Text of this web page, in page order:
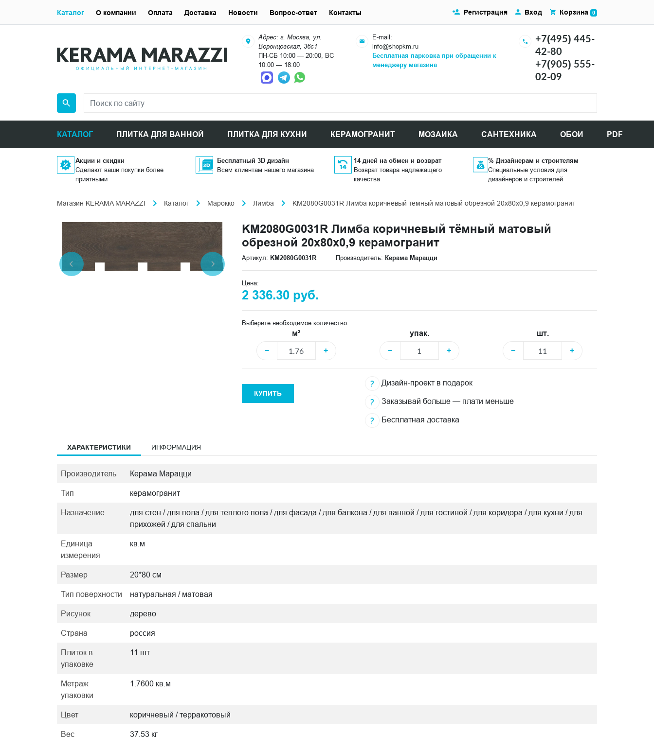
Адрес: г. Москва, ул.
Воронцовская, 36с1
ПН-СБ 10:00 — 20:00, ВС
10:00 — 18:00
E-mail:
info@shopkm.ru
Бесплатная парковка при обращении к
менеджеру магазина
+7(495) 445-
42-80
+7(905) 555-
02-09
КАТАЛОГ ПЛИТКА ДЛЯ ВАННОЙ ПЛИТКА ДЛЯ КУХНИ КЕРАМОГРАНИТ МОЗАИКА САНТЕХНИКА ОБОИ PDF
Регистрация Вход Корзина 0
Каталог О компании Оплата Доставка Новости Вопрос-ответ Контакты
Акции и скидки
Сделают ваши покупки более
приятными
Бесплатный 3D дизайн
Всем клиентам нашего магазина
14 дней на обмен и возврат
Возврат товара надлежащего
качества
% Дизайнерам и строителям
Специальные условия для
дизайнеров и строителей
Магазин KERAMA MARAZZI Каталог Марокко Лимба KM2080G0031R Лимба коричневый тёмный матовый обрезной 20x80x0,9 керамогранит
KM2080G0031R Лимба коричневый тёмный матовый
обрезной 20x80x0,9 керамогранит
Артикул: KM2080G0031R Производитель: Керама Марацци
Цена:
2 336.30 руб.
Выберите необходимое количество:
м²
−
+
упак.
−
+
шт.
−
+
КУПИТЬ
Дизайн-проект в подарок
Заказывай больше — плати меньше
Бесплатная доставка
ХАРАКТЕРИСТИКИ ИНФОРМАЦИЯ
Производитель Керама Марацци
Тип керамогранит
Назначение
для стен / для пола / для теплого пола / для фасада / для балкона / для ванной / для гостиной / для коридора / для кухни / для
прихожей / для спальни
Единица
измерения
кв.м
Размер 20*80 см
Тип поверхности натуральная / матовая
Рисунок дерево
Страна россия
Плиток в
упаковке
11 шт
Метраж
упаковки
1.7600 кв.м
Цвет коричневый / терракотовый
Вес 37.53 кг